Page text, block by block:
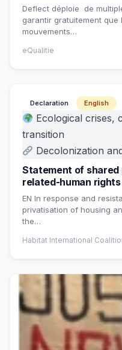
Deflect déploie de
garantir gratuitement
mouvements…
eQualitie
Declaration English
Ecological crises,
transition
Decolonization
Statement of
related-human
EN In response and
privatisation of housing
the…
Habitat International